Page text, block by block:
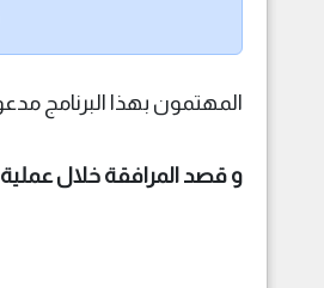
المهتمون بهذا البرنامج
و قصد المرافقة خلال عملية